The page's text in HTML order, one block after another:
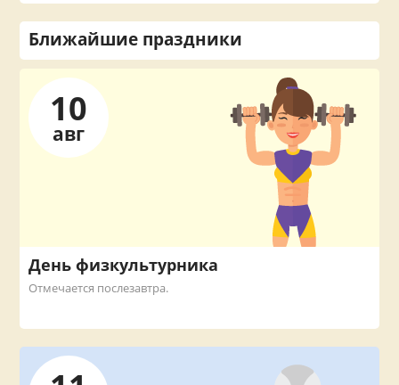
Ближайшие праздники
10
авг
День физкультурника
Отмечается послезавтра.